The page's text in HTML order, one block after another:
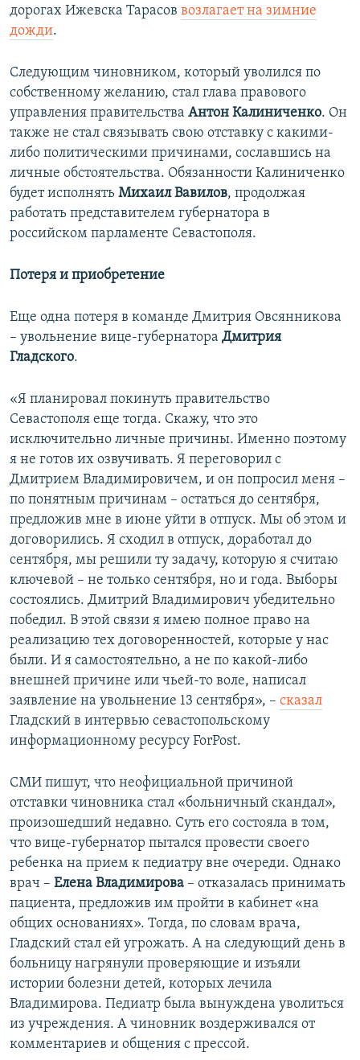
дорогах Ижевска Тарасов возлагает на зимние
дожди.
Следующим чиновником, который уволился по
собственному желанию, стал глава правового
управления правительства Антон Калиниченко. Он
также не стал связывать свою отставку с какими-
либо политическими причинами, сославшись на
личные обстоятельства. Обязанности Калиниченко
будет исполнять Михаил Вавилов, продолжая
работать представителем губернатора в
российском парламенте Севастополя.
Потеря и приобретение
Еще одна потеря в команде Дмитрия Овсянникова
– увольнение вице-губернатора Дмитрия
Гладского.
«Я планировал покинуть правительство
Севастополя еще тогда. Скажу, что это
исключительно личные причины. Именно поэтому
я не готов их озвучивать. Я переговорил с
Дмитрием Владимировичем, и он попросил меня –
по понятным причинам – остаться до сентября,
предложив мне в июне уйти в отпуск. Мы об этом и
договорились. Я сходил в отпуск, доработал до
сентября, мы решили ту задачу, которую я считаю
ключевой – не только сентября, но и года. Выборы
состоялись. Дмитрий Владимирович убедительно
победил. В этой связи я имею полное право на
реализацию тех договоренностей, которые у нас
были. И я самостоятельно, а не по какой-либо
внешней причине или чьей-то воле, написал
заявление на увольнение 13 сентября», – сказал
Гладский в интервью севастопольскому
информационному ресурсу ForPost.
СМИ пишут, что неофициальной причиной
отставки чиновника стал «больничный скандал»,
произошедший недавно. Суть его состояла в том,
что вице-губернатор пытался провести своего
ребенка на прием к педиатру вне очереди. Однако
врач – Елена Владимирова – отказалась принимать
пациента, предложив им пройти в кабинет «на
общих основаниях». Тогда, по словам врача,
Гладский стал ей угрожать. А на следующий день в
больницу нагрянули проверяющие и изъяли
истории болезни детей, которых лечила
Владимирова. Педиатр была вынуждена уволиться
из учреждения. А чиновник воздерживался от
комментариев и общения с прессой.